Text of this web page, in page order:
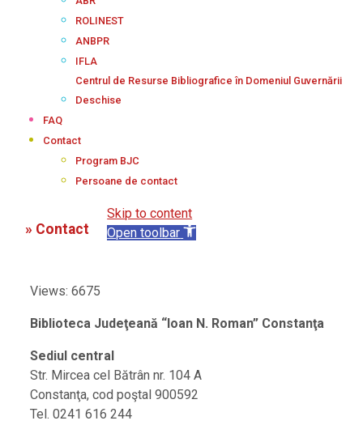
ROLINEST
ANBPR
IFLA
Centrul de Resurse Bibliografice în Domeniul Guvernării
Deschise
FAQ
Contact
Program BJC
Persoane de contact
» Contact
Views: 6675
Biblioteca Judeţeană “Ioan N. Roman” Constanţa
Sediul central
Str. Mircea cel Bătrân nr. 104 A
Constanţa, cod poştal 900592
Tel. 0241 616 244
Skip to content
Open toolbar